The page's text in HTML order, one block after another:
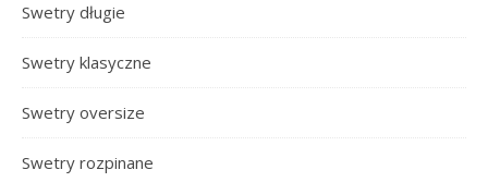
Swetry długie
Swetry klasyczne
Swetry oversize
Swetry rozpinane